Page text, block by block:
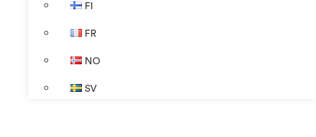
FI
FR
NO
SV